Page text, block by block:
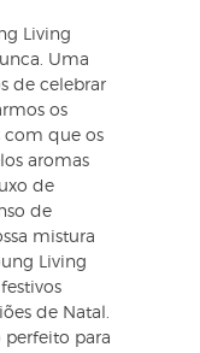
Living
Uma
de celebrar
os
com que os
aromas
de
de
mistura
Living
de Natal.
perfeito para